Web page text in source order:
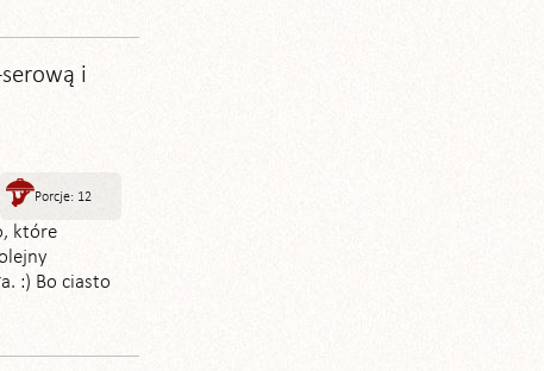
i
Porcje: 12
które
:) Bo ciasto